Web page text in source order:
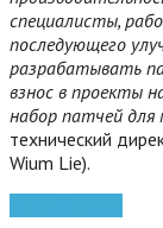
специалисты,
последующего
разрабатывать
взнос в проекты
набор патчей для
технический
Wium Lie).